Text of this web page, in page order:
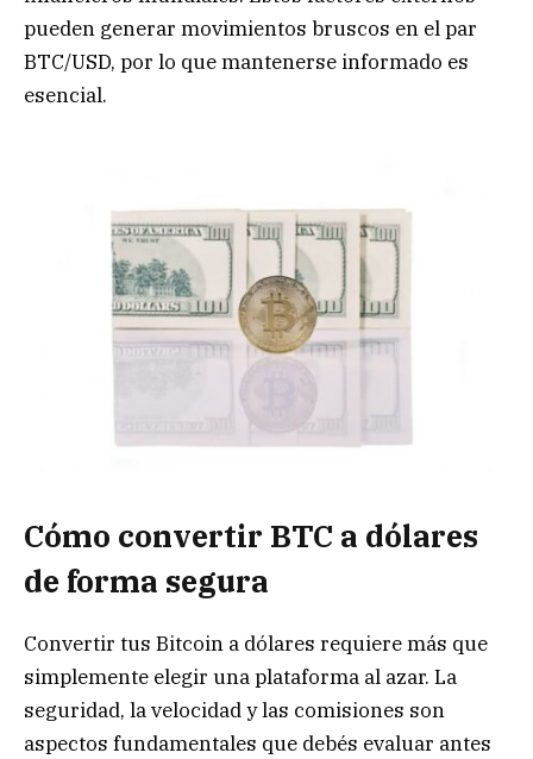
pueden generar movimientos bruscos en el par
BTC/USD, por lo que mantenerse informado es
esencial.
Cómo convertir BTC a dólares
de forma segura
Convertir tus Bitcoin a dólares requiere más que
simplemente elegir una plataforma al azar. La
seguridad, la velocidad y las comisiones son
aspectos fundamentales que debés evaluar antes